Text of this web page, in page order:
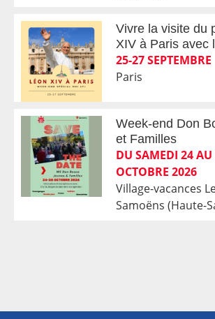
Vivre la visite du
XIV à Paris avec
25-27 SEPTEMBRE
Paris
Week-end Don
et Familles
DU SAMEDI 24
OCTOBRE 2026
Village-vacances
Samoëns (Haute-